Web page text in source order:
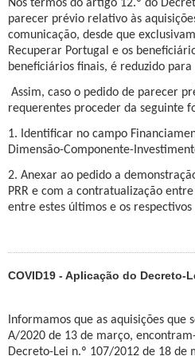
Nos termos do artigo 12.º do
parecer prévio relativo às
comunicação, desde que
Recuperar Portugal e os
beneficiários finais, é reduzido para
Assim, caso o pedido de parecer
requerentes proceder da seguinte
1. Identificar no campo
Dimensão-Componente-
2. Anexar ao pedido a
PRR e com a contratualização
entre estes últimos e os
COVID19 - Aplicação do Decreto-
Informamos que as aquisições
A/2020 de 13 de março,
Decreto-Lei n.º 107/2012 de 18 de